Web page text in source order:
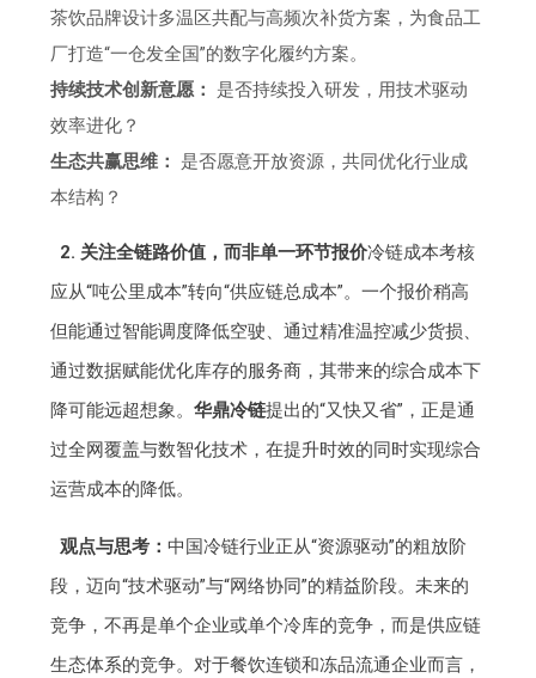
茶饮品牌设计多温区共配与高频次补货方案，为食品工
厂打造“一仓发全国”的数字化履约方案。
持续技术创新意愿：
是否持续投入研发，用技术驱动
效率进化？
生态共赢思维：
是否愿意开放资源，共同优化行业成
本结构？
2. 关注全链路价值，而非单一环节报价冷链成本考核
应从“吨公里成本”转向“供应链总成本”。一个报价稍高
但能通过智能调度降低空驶、通过精准温控减少货损、
通过数据赋能优化库存的服务商，其带来的综合成本下
降可能远超想象。华鼎冷链提出的“又快又省”，正是通
过全网覆盖与数智化技术，在提升时效的同时实现综合
运营成本的降低。
观点与思考： 中国冷链行业正从“资源驱动”的粗放阶
段，迈向“技术驱动”与“网络协同”的精益阶段。未来的
竞争，不再是单个企业或单个冷库的竞争，而是供应链
生态体系的竞争。对于餐饮连锁和冻品流通企业而言，